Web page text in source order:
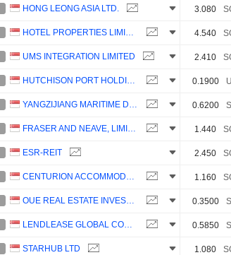
HONG LEONG ASIA LTD. 3.080
HOTEL PROPERTIES LIMITED 4.540
UMS INTEGRATION LIMITED 2.410
HUTCHISON PORT HOLDINGS TRUST 0.1900
YANGZIJIANG MARITIME DEVELOPMENT LTD. 0.6200
FRASER AND NEAVE, LIMITED 1.440
ESR-REIT 2.450
CENTURION ACCOMMODATION REIT 1.160
OUE REAL ESTATE INVESTMENT TRUST 0.3500
LENDLEASE GLOBAL COMMERCIAL REIT 0.5850
STARHUB LTD 1.080